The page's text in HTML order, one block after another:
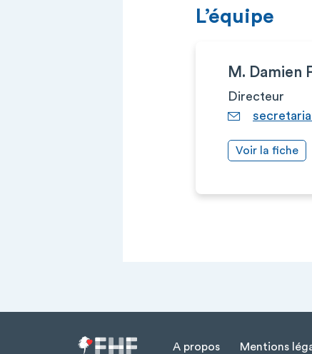
L’équipe
M. Damien
Directeur
Voir la fiche
A propos Mentions